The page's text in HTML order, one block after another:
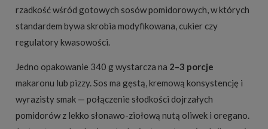
rzadkość wśród gotowych sosów pomidorowych, w których
standardem bywa skrobia modyfikowana, cukier czy
regulatory kwasowości.
Jedno opakowanie 340 g wystarcza na 2–3 porcje
makaronu lub pizzy. Sos ma gęstą, kremową konsystencję i
wyrazisty smak — połączenie słodkości dojrzałych
pomidorów z lekko słonawo-ziołową nutą oliwek i oregano.